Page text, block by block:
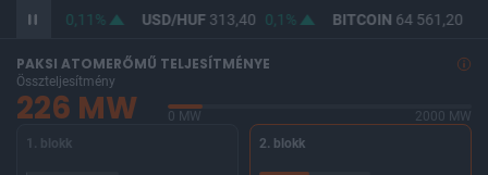
362,11 0,11% USD/HUF313,40 0,1% BITCOIN64 561,20
PAKSI ATOMERŐMŰ TELJESÍTMÉNYE
Összteljesítmény
226 MW 0 MW
2000 MW
1. blokk
2. blokk